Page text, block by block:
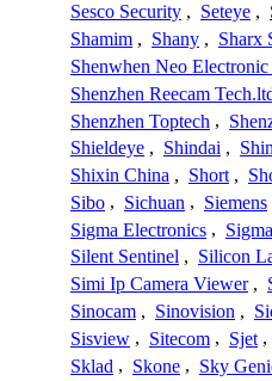
Sesco Security , Seteye ,
Shamim , Shany , Sharx
Shenwhen Neo
Shenzhen Reecam
Shenzhen Toptech ,
Shieldeye , Shindai ,
Shixin China , Short ,
Sibo , Sichuan , Siemens
Sigma Electronics ,
Silent Sentinel , Silicon
Simi Ip Camera Viewer ,
Sinocam , Sinovision ,
Sisview , Sitecom , Sjet ,
Sklad , Skone , Sky